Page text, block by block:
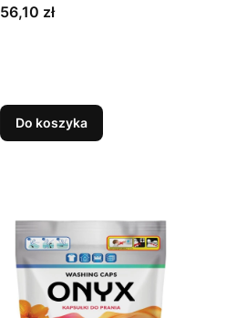
Cena
56,10 zł
Do koszyka